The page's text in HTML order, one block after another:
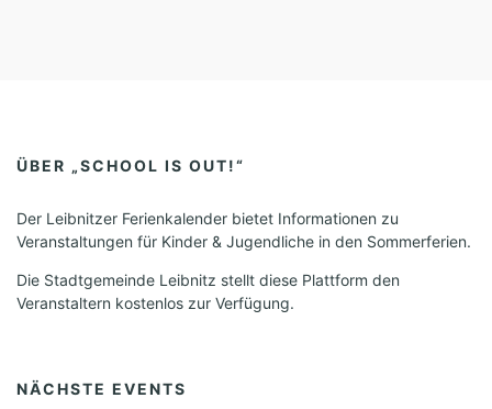
ÜBER „SCHOOL IS OUT!“
Der Leibnitzer Ferienkalender bietet Informationen zu
Veranstaltungen für Kinder & Jugendliche in den Sommerferien.
Die Stadtgemeinde Leibnitz stellt diese Plattform den
Veranstaltern kostenlos zur Verfügung.
NÄCHSTE EVENTS